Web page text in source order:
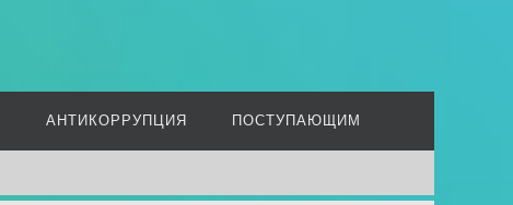
АНТИКОРРУПЦИЯ ПОСТУПАЮЩИМ